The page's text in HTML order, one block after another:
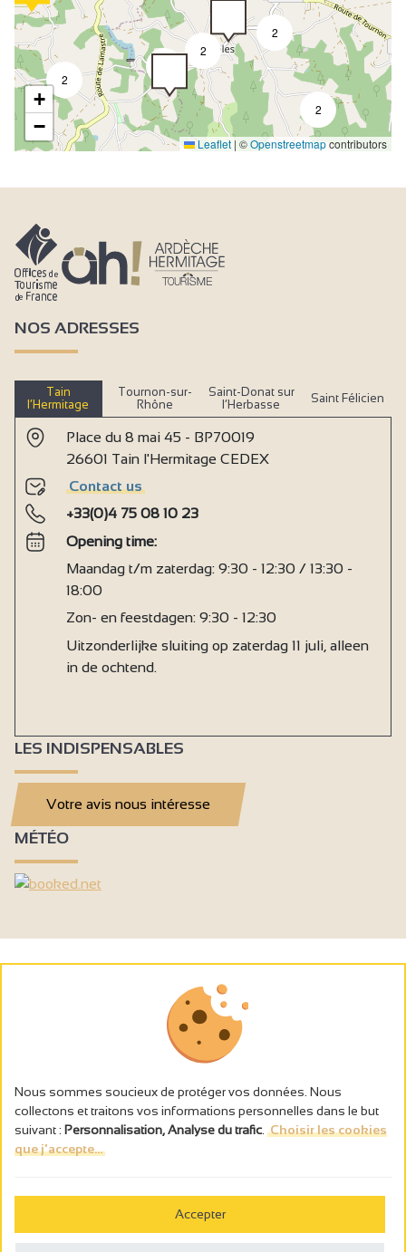
2
2
2
2
+
−
Leaflet | ©Openstreetmapcontributors
NOS ADRESSES
Tain
l’Hermitage
Tournon-sur-
Rhône
Saint-Donat sur
l’Herbasse
Saint Félicien
Place du 8 mai 45 - BP70019
26601 Tain l'Hermitage CEDEX
Contact us
+33(0)4 75 08 10 23
Opening time:
Maandag t/m zaterdag: 9:30 - 12:30 / 13:30 -
18:00
Zon- en feestdagen: 9:30 - 12:30
Uitzonderlijke sluiting op zaterdag 11 juli, alleen
in de ochtend.
LES INDISPENSABLES
Votre avis nous intéresse
MÉTÉO
L’abus d’alcool est dangereux pour la santé, à consommer avec
Nous sommes soucieux de protéger vos données. Nous
collectons et traitons vos informations personnelles dans le but
suivant : Personnalisation, Analyse du trafic Choisir les cookies
que j'accepte...
Accepter